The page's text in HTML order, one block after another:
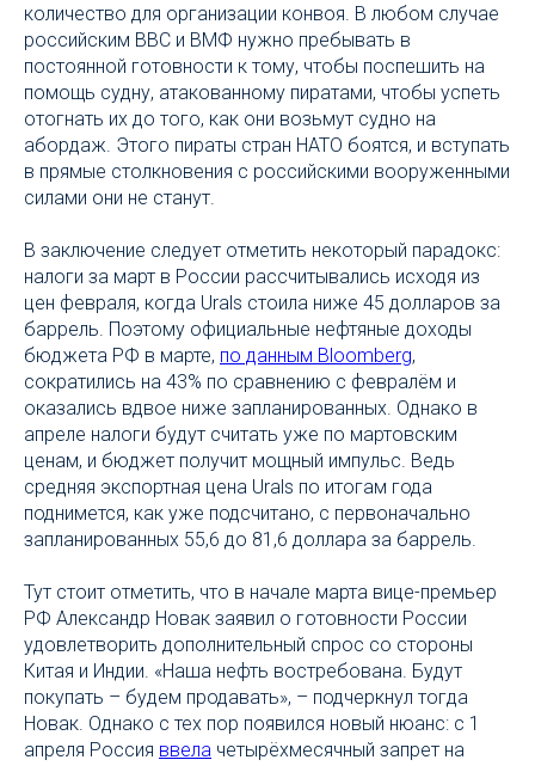
количество для организации конвоя. В любом случае
российским ВВС и ВМФ нужно пребывать в
постоянной готовности к тому, чтобы поспешить на
помощь судну, атакованному пиратами, чтобы успеть
отогнать их до того, как они возьмут судно на
абордаж. Этого пираты стран НАТО боятся, и вступать
в прямые столкновения с российскими вооруженными
силами они не станут.
В заключение следует отметить некоторый парадокс:
налоги за март в России рассчитывались исходя из
цен февраля, когда Urals стоила ниже 45 долларов за
баррель. Поэтому официальные нефтяные доходы
бюджета РФ в марте, по данным Bloomberg,
сократились на 43% по сравнению с февралём и
оказались вдвое ниже запланированных. Однако в
апреле налоги будут считать уже по мартовским
ценам, и бюджет получит мощный импульс. Ведь
средняя экспортная цена Urals по итогам года
поднимется, как уже подсчитано, с первоначально
запланированных 55,6 до 81,6 доллара за баррель.
Тут стоит отметить, что в начале марта вице-премьер
РФ Александр Новак заявил о готовности России
удовлетворить дополнительный спрос со стороны
Китая и Индии. «Наша нефть востребована. Будут
покупать – будем продавать», – подчеркнул тогда
Новак. Однако с тех пор появился новый нюанс: с 1
апреля Россия ввела четырёхмесячный запрет на